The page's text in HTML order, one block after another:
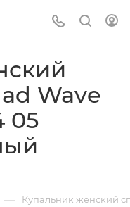
Wave
05
— Купальник женский